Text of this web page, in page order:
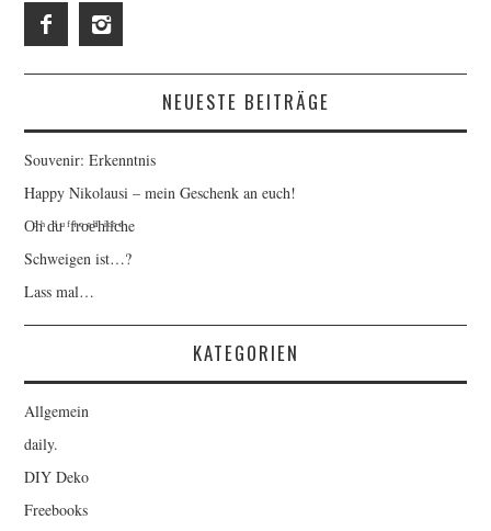
NEUESTE BEITRÄGE
Souvenir: Erkenntnis
Happy Nikolausi – mein Geschenk an euch!
Oͦhͪ dͩuͧ ᶠfͬrͦoͤeͪˡhͥlͨiͪcͤhe
Schweigen ist…?
Lass mal…
KATEGORIEN
Allgemein
daily.
DIY Deko
Freebooks